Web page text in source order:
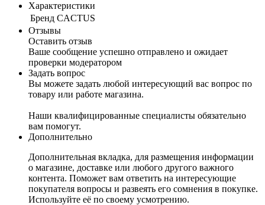
Характеристики
Бренд CACTUS
Отзывы
Оставить отзыв
Ваше сообщение успешно отправлено и ожидает
проверки модератором
Задать вопрос
Вы можете задать любой интересующий вас вопрос по
товару или работе магазина.
Наши квалифицированные специалисты обязательно
вам помогут.
Дополнительно
Дополнительная вкладка, для размещения информации
о магазине, доставке или любого другого важного
контента. Поможет вам ответить на интересующие
покупателя вопросы и развеять его сомнения в покупке.
Используйте её по своему усмотрению.